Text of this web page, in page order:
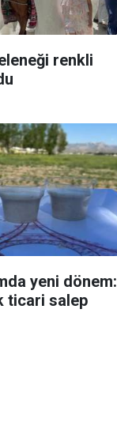
renkli
yeni dönem:
ticari salep